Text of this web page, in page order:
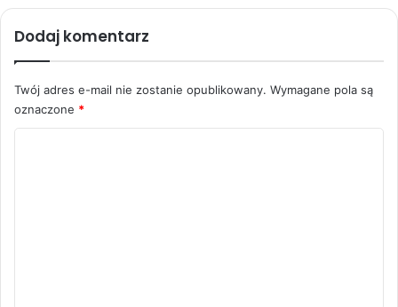
Dodaj komentarz
Twój adres e-mail nie zostanie opublikowany. Wymagane pola są
oznaczone *